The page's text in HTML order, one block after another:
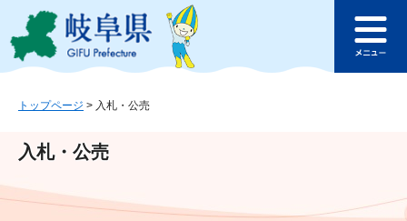
ジ
ュ
文
このページの本文へ
ュ
トップページ > 入札・公売
入札・公売